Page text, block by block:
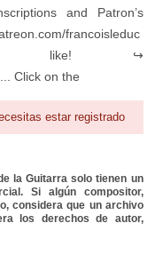
and Patron’s
francoisleduc
like! ↪
Click on the
estar registrado
la Guitarra solo tienen un
Si algún compositor,
considera que un archivo
los derechos de autor,